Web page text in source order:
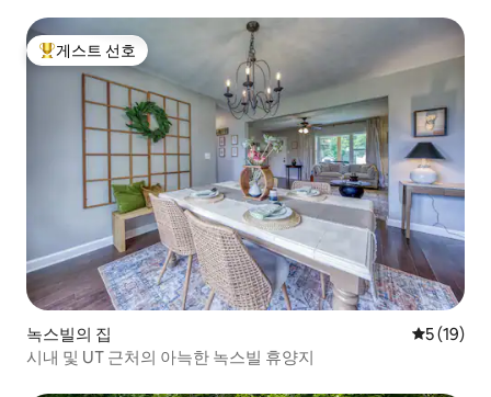
상위 게스트 선호
게스트 선호
녹스빌의 집 평점 5점
5 (19)
시내 및 UT 근처의 아늑한 녹스빌 휴양지